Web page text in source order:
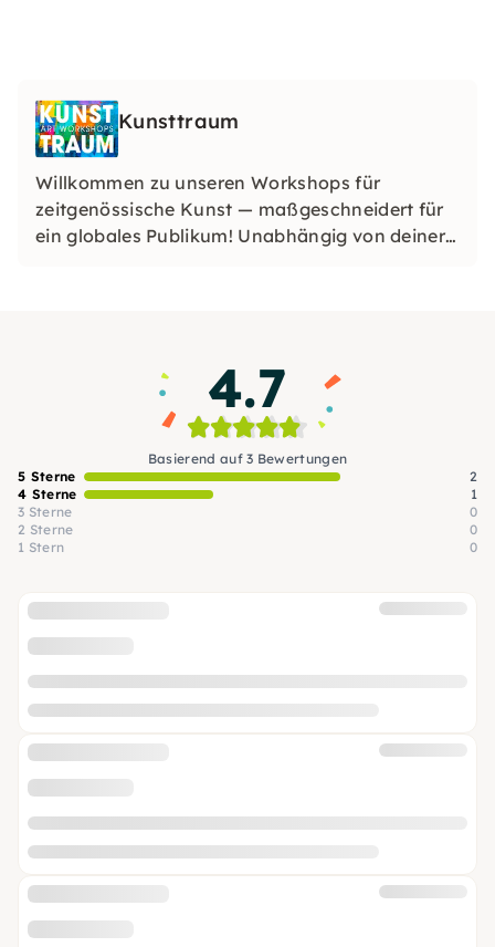
Kunsttraum
Willkommen zu unseren Workshops für
zeitgenössische Kunst — maßgeschneidert für
ein globales Publikum! Unabhängig von deiner
Begleite uns auf eine transformative
künstlerische Reise!4.7
Basierend auf 3 Bewertungen
5 Sterne
2
4 Sterne
1
3 Sterne
0
2 Sterne
0
1 Stern
0